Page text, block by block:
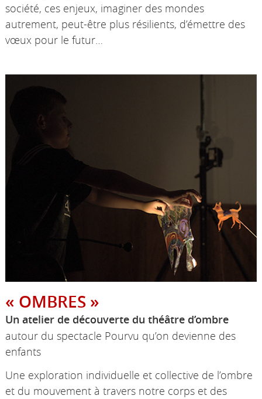
société, ces enjeux, imaginer des mondes
autrement, peut-être plus résilients, d’émettre des
vœux pour le futur…
« OMBRES »
Un atelier de découverte du théâtre d’ombre
autour du spectacle Pourvu qu’on devienne des
enfants
Une exploration individuelle et collective de l’ombre
et du mouvement à travers notre corps et des